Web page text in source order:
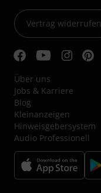
Vertrag widerrufen
Über uns
Jobs & Karriere
Blog
Kleinanzeigen
Hinweisgebersystem
Audio Professionell